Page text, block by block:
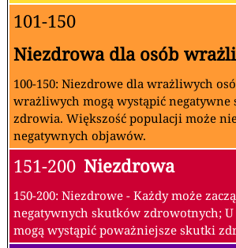
101-150
Niezdrowa dla osób
100-150: Niezdrowe dla wrażliwych
wrażliwych mogą wystąpić negatywne
zdrowia. Większość populacji może
negatywnych objawów.
151-200 Niezdrowa
150-200: Niezdrowe - Każdy może
negatywnych skutków zdrowotnych;
mogą wystąpić poważniejsze skutki